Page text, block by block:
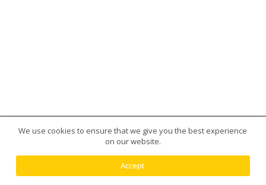
版權所有 © 2026 台灣虎王藥局|犀利士|威而鋼|日本藤
We use cookies to ensure that we give you the best experience
on our website.
Accept